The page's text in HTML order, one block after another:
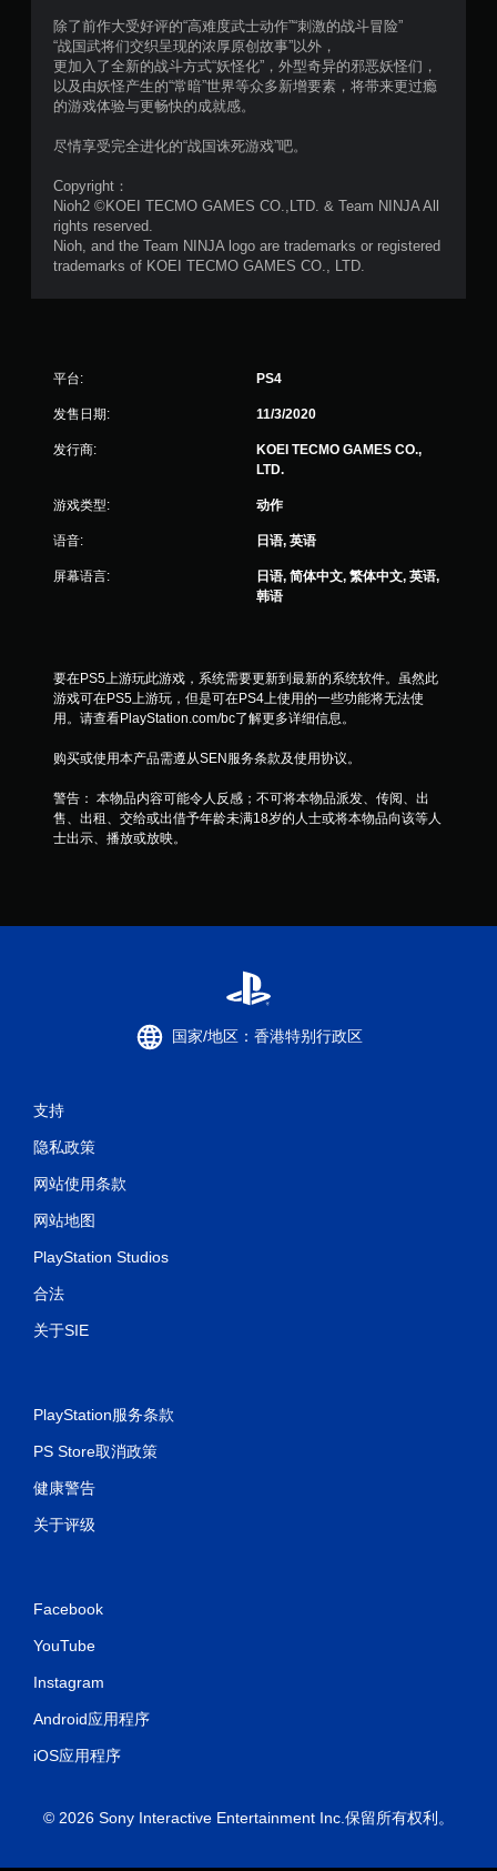
3
6
个
评
除了前作大受好评的“高难度武士动作”“刺激的战斗冒险”
“战国武将们交织呈现的浓厚原创故事”以外，
更加入了全新的战斗方式“妖怪化”，外型奇异的邪恶妖怪们，
以及由妖怪产生的“常暗”世界等众多新增要素，将带来更过瘾
的游戏体验与更畅快的成就感。
尽情享受完全进化的“战国诛死游戏”吧。
Copyright：
Nioh2 ©KOEI TECMO GAMES CO.,LTD. & Team NINJA All
rights reserved.
Nioh, and the Team NINJA logo are trademarks or registered
trademarks of KOEI TECMO GAMES CO., LTD.
平台: PS4
发售日期: 11/3/2020
发行商:
KOEI TECMO GAMES CO.,
LTD.
游戏类型: 动作
语音: 日语, 英语
屏幕语言:
日语, 简体中文, 繁体中文, 英语,
韩语
要在PS5上游玩此游戏，系统需要更新到最新的系统软件。虽然此
游戏可在PS5上游玩，但是可在PS4上使用的一些功能将无法使
用。请查看PlayStation.com/bc了解更多详细信息。
购买或使用本产品需遵从SEN服务条款及使用协议。
警告： 本物品内容可能令人反感；不可将本物品派发、传阅、出
售、出租、交给或出借予年龄未满18岁的人士或将本物品向该等人
士出示、播放或放映。
国家/地区：香港特别行政区
支持
隐私政策
网站使用条款
网站地图
PlayStation Studios
合法
关于SIE
PlayStation服务条款
PS Store取消政策
健康警告
关于评级
Facebook
YouTube
Instagram
Android应用程序
iOS应用程序
© 2026 Sony Interactive Entertainment Inc.保留所有权利。